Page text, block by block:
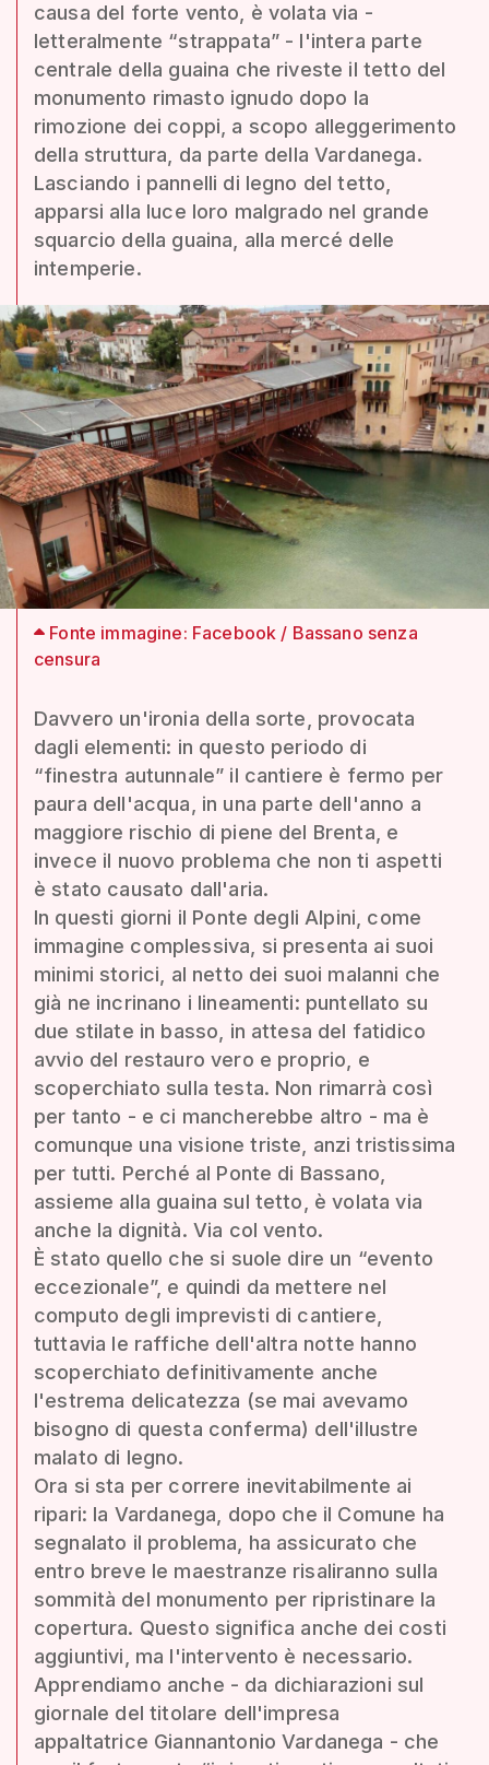
causa del forte vento, è volata via -
letteralmente “strappata” - l'intera parte
centrale della guaina che riveste il tetto del
monumento rimasto ignudo dopo la
rimozione dei coppi, a scopo alleggerimento
della struttura, da parte della Vardanega.
Lasciando i pannelli di legno del tetto,
apparsi alla luce loro malgrado nel grande
squarcio della guaina, alla mercé delle
intemperie.
Fonte immagine: Facebook / Bassano senza
censura
Davvero un'ironia della sorte, provocata
dagli elementi: in questo periodo di
“finestra autunnale” il cantiere è fermo per
paura dell'acqua, in una parte dell'anno a
maggiore rischio di piene del Brenta, e
invece il nuovo problema che non ti aspetti
è stato causato dall'aria.
In questi giorni il Ponte degli Alpini, come
immagine complessiva, si presenta ai suoi
minimi storici, al netto dei suoi malanni che
già ne incrinano i lineamenti: puntellato su
due stilate in basso, in attesa del fatidico
avvio del restauro vero e proprio, e
scoperchiato sulla testa. Non rimarrà così
per tanto - e ci mancherebbe altro - ma è
comunque una visione triste, anzi tristissima
per tutti. Perché al Ponte di Bassano,
assieme alla guaina sul tetto, è volata via
anche la dignità. Via col vento.
È stato quello che si suole dire un “evento
eccezionale”, e quindi da mettere nel
computo degli imprevisti di cantiere,
tuttavia le raffiche dell'altra notte hanno
scoperchiato definitivamente anche
l'estrema delicatezza (se mai avevamo
bisogno di questa conferma) dell'illustre
malato di legno.
Ora si sta per correre inevitabilmente ai
ripari: la Vardanega, dopo che il Comune ha
segnalato il problema, ha assicurato che
entro breve le maestranze risaliranno sulla
sommità del monumento per ripristinare la
copertura. Questo significa anche dei costi
aggiuntivi, ma l'intervento è necessario.
Apprendiamo anche - da dichiarazioni sul
giornale del titolare dell'impresa
appaltatrice Giannantonio Vardanega - che